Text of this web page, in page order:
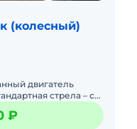
(колесный)
двигатель
стрела – с
кромку
₽